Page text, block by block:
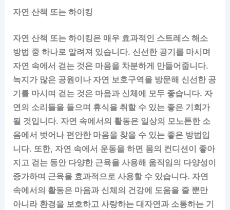
자연 산책 또는 하이킹
자연 산책 또는 하이킹은 매우 효과적인 스트레스 해소
방법 중 하나로 알려져 있습니다. 신선한 공기를 마시며
자연 속에서 걷는 것은 마음을 차분하게 만들어줍니다.
녹지가 많은 공원이나 자연 보호구역을 방문해 신선한 공
기를 마시며 걷는 것은 마음과 신체에 모두 좋습니다. 자
연의 소리들을 들으며 휴식을 취할 수 있는 좋은 기회가
될 것입니다. 자연 속에서의 활동은 일상의 모노톤한 소
음에서 벗어나 편안한 마음을 찾을 수 있는 좋은 방법입
니다. 또한, 자연 속에서 운동을 하면 몸의 컨디션이 좋아
지고 걷는 동안 다양한 근육을 사용해 움직임의 다양성이
증가하며 근육을 효과적으로 사용할 수 있습니다. 자연
속에서의 활동은 마음과 신체의 건강에 도움을 줄 뿐만
아니라 환경을 보호하고 사랑하는 대자연과 소통하는 기